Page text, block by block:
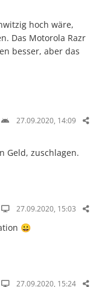
hoch wäre,
Das Motorola Razr
besser, aber das
27.09.2020, 14:09
Geld, zuschlagen.
27.09.2020, 15:03
😀
27.09.2020, 15:24